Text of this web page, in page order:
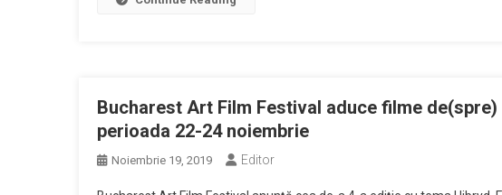
Bucharest Art Film Festival aduce filme
perioada 22-24 noiembrie
Noiembrie 19, 2019 Editor